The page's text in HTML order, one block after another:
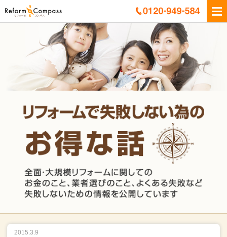
2015.3.9